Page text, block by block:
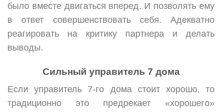
было вместе двигаться вперед. И позволять ему
в ответ совершенствовать себя. Адекватно
реагировать на критику партнера и делать
выводы.
Сильный управитель 7 дома
Если управитель 7-го дома стоит хорошо, то
традиционно это предрекает «хорошего»